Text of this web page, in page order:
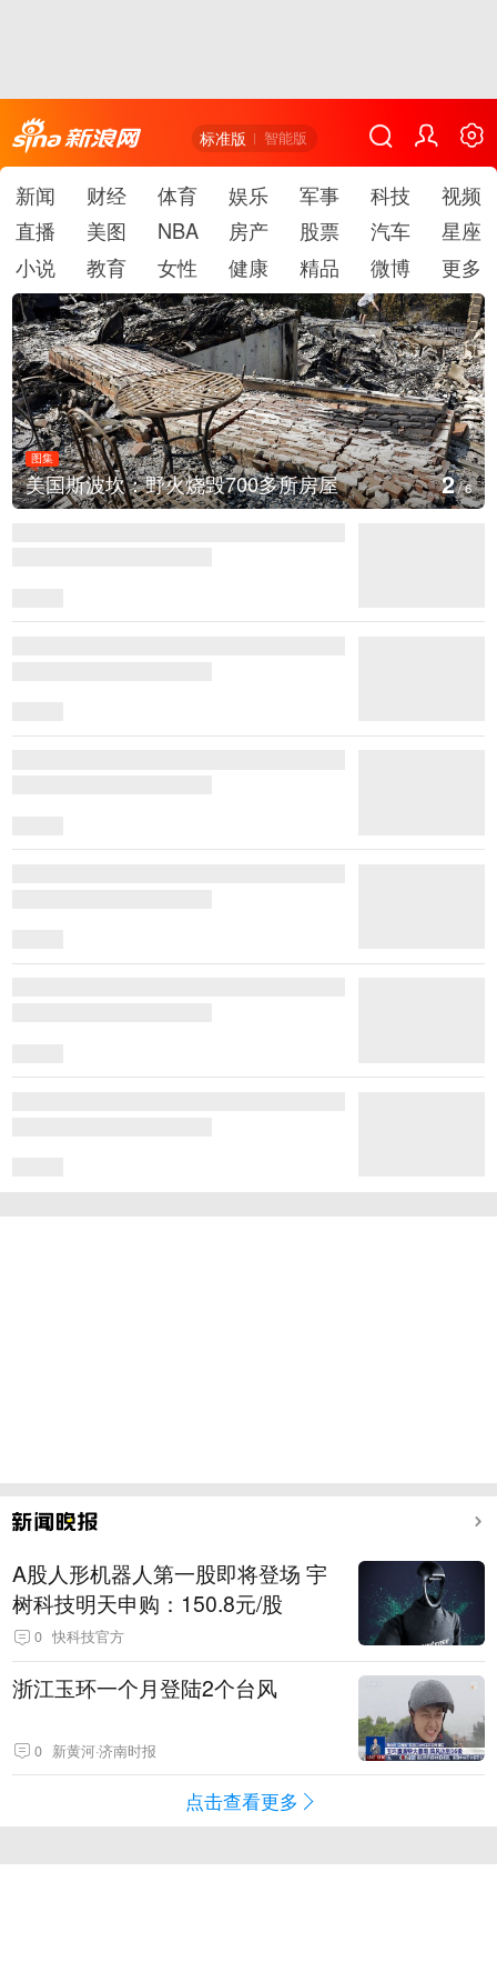
标准版 智能版
新闻 财经 体育 娱乐 军事 科技
视频
直播
美图 NBA 房产 股票 汽车
星座
小说
教育 女性 健康 精品 微博 更多
图集
美国斯波坎：野火烧毁700多所房屋 3/6
A股人形机器人第一股即将登场 宇
树科技明天申购：150.8元/股
0 快科技官方
浙江玉环一个月登陆2个台风
0 新黄河·济南时报
点击查看更多